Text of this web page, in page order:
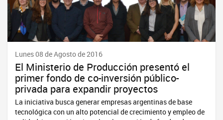
Lunes 08 de Agosto de 2016
El Ministerio de Producción presentó el
primer fondo de co-inversión público-
privada para expandir proyectos
La iniciativa busca generar empresas argentinas de base
tecnológica con un alto potencial de crecimiento y empleo de